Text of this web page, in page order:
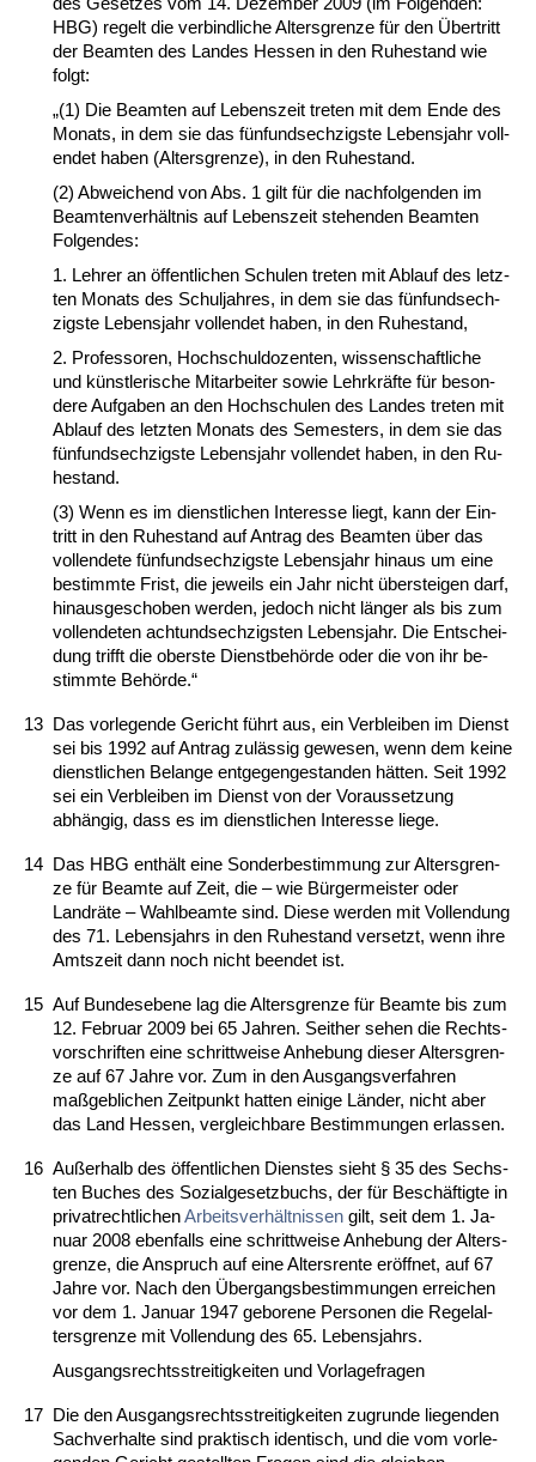
HBG) re­gelt die ver­bind­li­che Al­ters­gren­ze für den Über­tritt
der Be­am­ten des Lan­des Hes­sen in den Ru­he­stand wie
folgt:
„(1) Die Be­am­ten auf Le­bens­zeit tre­ten mit dem En­de des
Mo­nats, in dem sie das fünf­und­sech­zigs­te Le­bens­jahr voll­
endet ha­ben (Al­ters­gren­ze), in den Ru­he­stand.
(2) Ab­wei­chend von Abs. 1 gilt für die nach­fol­gen­den im
Be­am­ten­verhält­nis auf Le­bens­zeit ste­hen­den Be­am­ten
Fol­gen­des:
1. Leh­rer an öffent­li­chen Schu­len tre­ten mit Ab­lauf des letz­
ten Mo­nats des Schul­jah­res, in dem sie das fünf­und­sech­
zigs­te Le­bens­jahr voll­endet ha­ben, in den Ru­he­stand,
2. Pro­fes­so­ren, Hoch­schul­do­zen­ten, wis­sen­schaft­li­che
und künst­le­ri­sche Mit­ar­bei­ter so­wie Lehr­kräfte für be­son­
de­re Auf­ga­ben an den Hoch­schu­len des Lan­des tre­ten mit
Ab­lauf des letz­ten Mo­nats des Se­mes­ters, in dem sie das
fünf­und­sech­zigs­te Le­bens­jahr voll­endet ha­ben, in den Ru­
he­stand.
(3) Wenn es im dienst­li­chen In­ter­es­se liegt, kann der Ein­
tritt in den Ru­he­stand auf An­trag des Be­am­ten über das
voll­ende­te fünf­und­sech­zigs­te Le­bens­jahr hin­aus um ei­ne
be­stimm­te Frist, die je­weils ein Jahr nicht über­stei­gen darf,
hin­aus­ge­scho­ben wer­den, je­doch nicht länger als bis zum
voll­ende­ten acht­und­sech­zigs­ten Le­bens­jahr. Die Ent­schei­
dung trifft die obers­te Dienst­behörde oder die von ihr be­
stimm­te Behörde.“
13 Das vor­le­gen­de Ge­richt führt aus, ein Ver­blei­ben im Dienst
sei bis 1992 auf An­trag zulässig ge­we­sen, wenn dem kei­ne
dienst­li­chen Be­lan­ge ent­ge­gen­ge­stan­den hätten. Seit 1992
sei ein Ver­blei­ben im Dienst von der Vor­aus­set­zung
abhängig, dass es im dienst­li­chen In­ter­es­se lie­ge.
14 Das HBG enthält ei­ne Son­der­be­stim­mung zur Al­ters­gren­
ze für Be­am­te auf Zeit, die – wie Bürger­meis­ter oder
Landräte – Wahl­be­am­te sind. Die­se wer­den mit Voll­endung
des 71. Le­bens­jahrs in den Ru­he­stand ver­setzt, wenn ih­re
Amts­zeit dann noch nicht be­en­det ist.
15 Auf Bun­des­ebe­ne lag die Al­ters­gren­ze für Be­am­te bis zum
12. Fe­bru­ar 2009 bei 65 Jah­ren. Seit­her se­hen die Rechts­
vor­schrif­ten ei­ne schritt­wei­se An­he­bung die­ser Al­ters­gren­
ze auf 67 Jah­re vor. Zum in den Aus­gangs­ver­fah­ren
maßgeb­li­chen Zeit­punkt hat­ten ei­ni­ge Länder, nicht aber
das Land Hes­sen, ver­gleich­ba­re Be­stim­mun­gen er­las­sen.
16 Außer­halb des öffent­li­chen Diens­tes sieht § 35 des Sechs­
ten Bu­ches des So­zi­al­ge­setz­buchs, der für Beschäftig­te in
pri­vat­recht­li­chenAr­beits­verhält­nis­sen gilt, seit dem 1. Ja­
nu­ar 2008 eben­falls ei­ne schritt­wei­se An­he­bung der Al­ters­
gren­ze, die An­spruch auf ei­ne Al­ters­ren­te eröff­net, auf 67
Jah­re vor. Nach den Über­g­angs­be­stim­mun­gen er­rei­chen
vor dem 1. Ja­nu­ar 1947 ge­bo­re­ne Per­so­nen die Re­gel­al­
ters­gren­ze mit Voll­endung des 65. Le­bens­jahrs.
Aus­gangs­rechts­strei­tig­kei­ten und Vor­la­ge­fra­gen
17 Die den Aus­gangs­rechts­strei­tig­kei­ten zu­grun­de lie­gen­den
Sach­ver­hal­te sind prak­tisch iden­tisch, und die vom vor­le­